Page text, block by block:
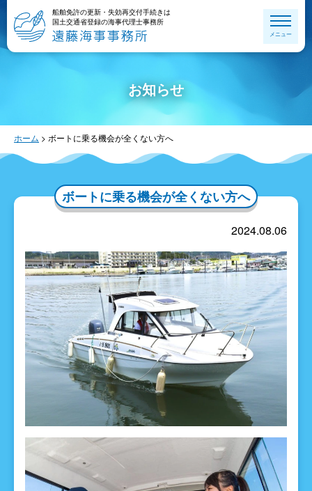
船舶免許の更新・失効再交付手続きは
国土交通省登録の海事代理士事務所
メニュー
お知らせ
ホーム > ボートに乗る機会が全くない方へ
ボートに乗る機会が全くない方へ
2024.08.06